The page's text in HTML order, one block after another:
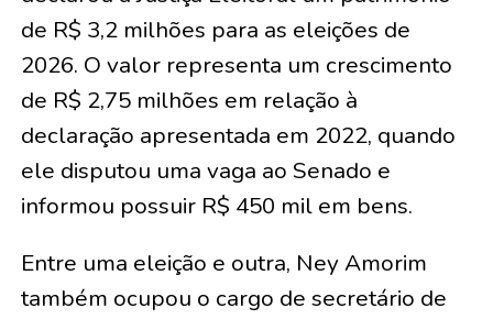
de R$ 3,2 milhões para as eleições de
2026. O valor representa um crescimento
de R$ 2,75 milhões em relação à
declaração apresentada em 2022, quando
ele disputou uma vaga ao Senado e
informou possuir R$ 450 mil em bens.
Entre uma eleição e outra, Ney Amorim
também ocupou o cargo de secretário de